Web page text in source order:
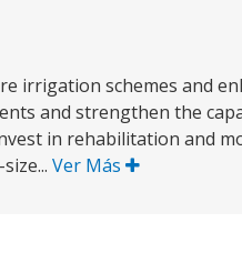
irrigation schemes and
and strengthen the
in rehabilitation and
Ver Más